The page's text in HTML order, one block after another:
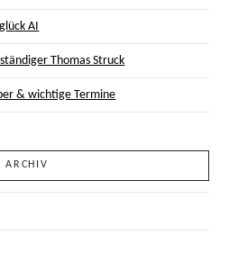
AI
Thomas Struck
& wichtige Termine
ARCHIV